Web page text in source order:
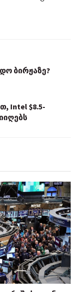
ბირჟაზე?
Intel $8.5-